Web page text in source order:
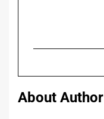
About Author